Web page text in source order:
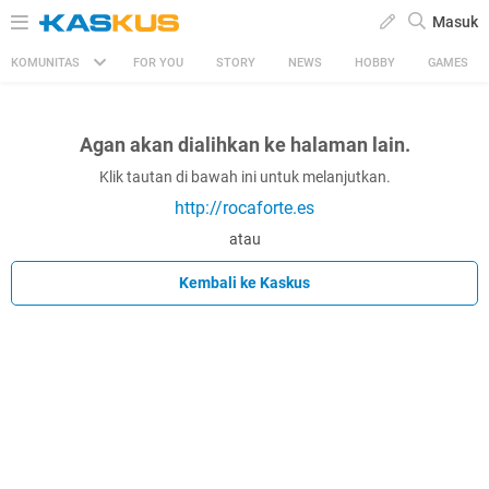
Masuk
KOMUNITAS FOR YOU STORY NEWS HOBBY GAMES
Agan akan dialihkan ke halaman lain.
Klik tautan di bawah ini untuk melanjutkan.
http://rocaforte.es
atau
Kembali ke Kaskus